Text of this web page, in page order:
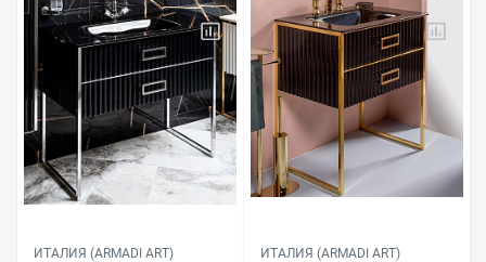
ИТАЛИЯ (ARMADI ART) ИТАЛИЯ (ARMADI ART)